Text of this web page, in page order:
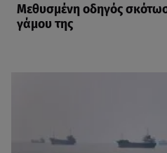
Μεθυσμένη οδηγός
γάμου της